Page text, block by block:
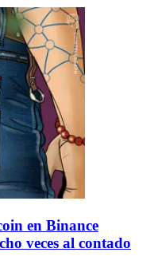
en Binance
veces al contado